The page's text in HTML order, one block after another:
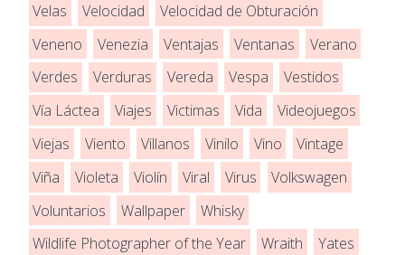
Velas
Velocidad
Velocidad de Obturación
Veneno
Venezia Ventajas Ventanas
Verano
Verdes
Verduras Vereda Vespa
Vestidos
Vía Láctea
Viajes Victimas Vida
Videojuegos
Viejas
Viento Villanos Vinilo Vino
Vintage
Viña
Violeta Violín Viral Virus
Volkswagen
Voluntarios
Wallpaper
Whisky
Wildlife Photographer of the Year
Wraith
Yates